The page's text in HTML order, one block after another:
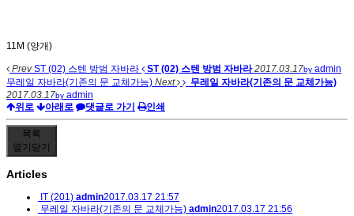
11M (양개)
PrevST (02) 스텐 방범 자바라 ST (02) 스텐 방범 자바라 2017.03.17by admin
무레일 자바라(기존의 문 교체가능) Next
무레일 자바라(기존의 문 교체가능)
2017.03.17by admin
위로
아래로 댓글로 가기 인쇄
목록
열기 닫기
Articles
IT (201) admin2017.03.17 21:57
무레일 자바라(기존의 문 교체가능) admin2017.03.17 21:56